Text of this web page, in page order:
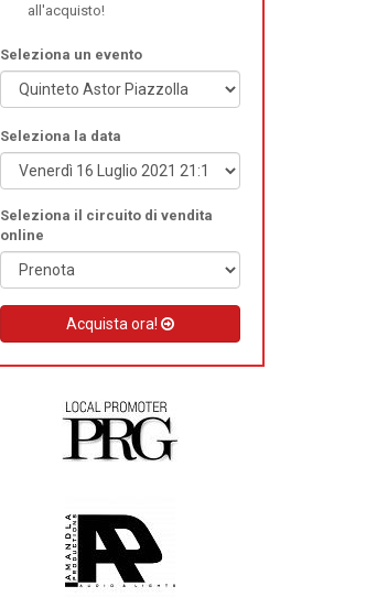
all'acquisto!
Seleziona un evento
Seleziona la data
Seleziona il circuito di vendita
online
Acquista ora!